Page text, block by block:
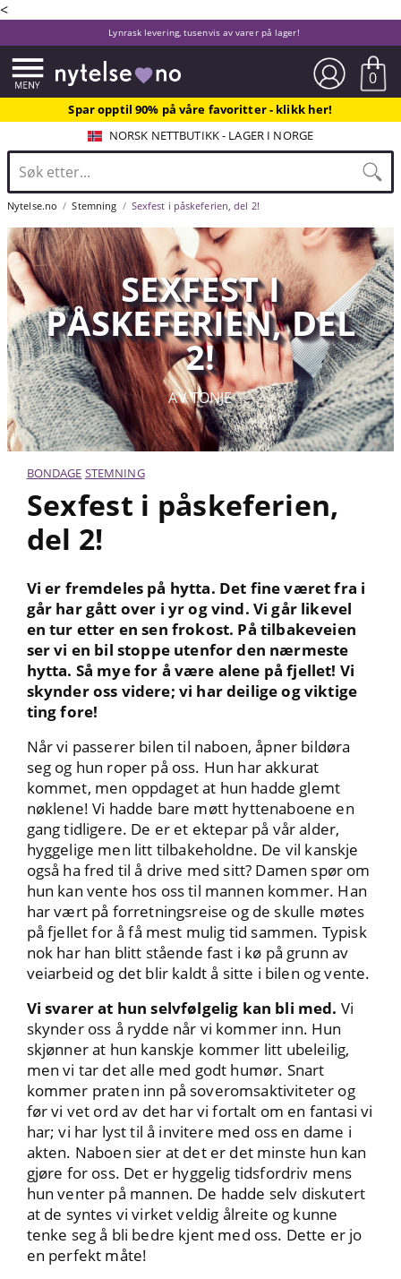
<
Lynrask levering, tusenvis av varer på lager!
0
Spar opptil 90% på våre favoritter - klikk her!
NORSK NETTBUTIKK - LAGER I NORGE
Nytelse.no Stemning Sexfest i påskeferien, del 2!
SEXFEST I
PÅSKEFERIEN, DEL
2!
AV TONJE
BONDAGE STEMNING
Sexfest i påskeferien,
del 2!
Vi er fremdeles på hytta. Det fine været fra i
går har gått over i yr og vind. Vi går likevel
en tur etter en sen frokost. På tilbakeveien
ser vi en bil stoppe utenfor den nærmeste
hytta. Så mye for å være alene på fjellet! Vi
skynder oss videre; vi har deilige og viktige
ting fore!
Når vi passerer bilen til naboen, åpner bildøra
seg og hun roper på oss. Hun har akkurat
kommet, men oppdaget at hun hadde glemt
nøklene! Vi hadde bare møtt hyttenaboene en
gang tidligere. De er et ektepar på vår alder,
hyggelige men litt tilbakeholdne. De vil kanskje
også ha fred til å drive med sitt? Damen spør om
hun kan vente hos oss til mannen kommer. Han
har vært på forretningsreise og de skulle møtes
på fjellet for å få mest mulig tid sammen. Typisk
nok har han blitt stående fast i kø på grunn av
veiarbeid og det blir kaldt å sitte i bilen og vente.
Vi svarer at hun selvfølgelig kan bli med. Vi
skynder oss å rydde når vi kommer inn. Hun
skjønner at hun kanskje kommer litt ubeleilig,
men vi tar det alle med godt humør. Snart
kommer praten inn på soveromsaktiviteter og
før vi vet ord av det har vi fortalt om en fantasi vi
har; vi har lyst til å invitere med oss en dame i
akten. Naboen sier at det er det minste hun kan
gjøre for oss. Det er hyggelig tidsfordriv mens
hun venter på mannen. De hadde selv diskutert
at de syntes vi virket veldig ålreite og kunne
tenke seg å bli bedre kjent med oss. Dette er jo
en perfekt måte!